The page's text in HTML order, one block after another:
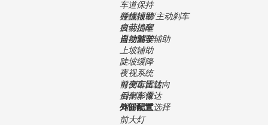
车道保持
并线辅助
碰撞报警/主动刹车
疲劳提醒
自动泊车
遥控泊车
自动驾驶辅助
自动驻车
上坡辅助
陡坡缓降
夜视系统
可变齿比转向
前倒车雷达
后倒车雷达
倒车影像
驾驶模式选择
外部配置
前大灯